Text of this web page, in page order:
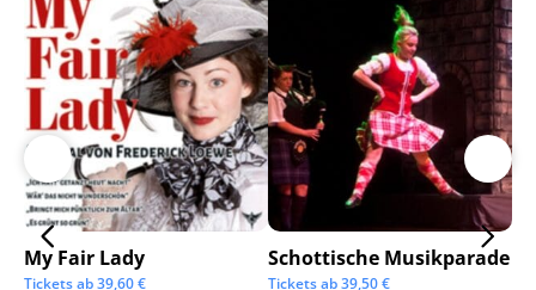
My Fair Lady
Tickets ab39,60€
Schottische Musikparade
Tickets ab39,50€